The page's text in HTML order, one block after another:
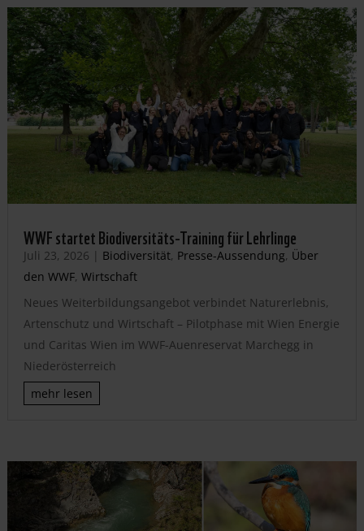
WWF startet Biodiversitäts-Training für Lehrlinge
Juli 23, 2026 | Biodiversität, Presse-Aussendung, Über
den WWF, Wirtschaft
Neues Weiterbildungsangebot verbindet Naturerlebnis,
Artenschutz und Wirtschaft – Pilotphase mit Wien Energie
und Caritas Wien im WWF-Auenreservat Marchegg in
Niederösterreich
mehr lesen